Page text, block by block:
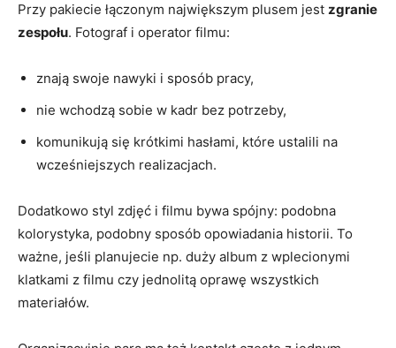
Przy pakiecie łączonym największym plusem jest zgranie
zespołu. Fotograf i operator filmu:
znają swoje nawyki i sposób pracy,
nie wchodzą sobie w kadr bez potrzeby,
komunikują się krótkimi hasłami, które ustalili na
wcześniejszych realizacjach.
Dodatkowo styl zdjęć i filmu bywa spójny: podobna
kolorystyka, podobny sposób opowiadania historii. To
ważne, jeśli planujecie np. duży album z wplecionymi
klatkami z filmu czy jednolitą oprawę wszystkich
materiałów.